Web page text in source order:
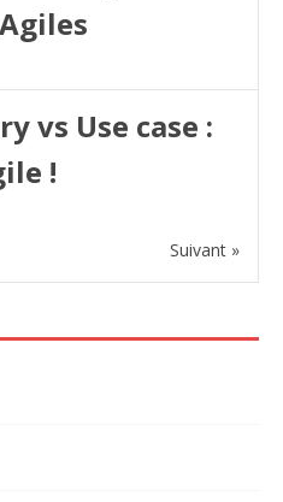
vs Use case :
!
Suivant »